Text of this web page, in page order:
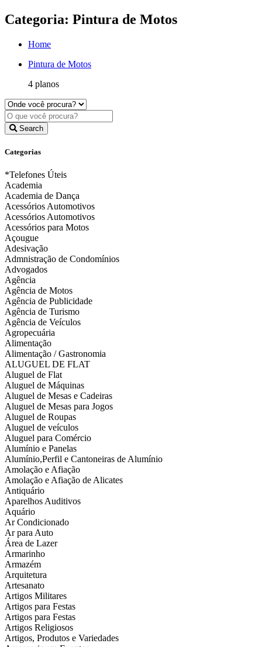
Categoria: Pintura de Motos
Home
Pintura de Motos
4 planos
Search
Categorias
*Telefones Úteis
Academia
Academia de Dança
Acessórios Automotivos
Acessórios Automotivos
Acessórios para Motos
Açougue
Adesivação
Admnistração de Condomínios
Advogados
Agência
Agência de Motos
Agência de Publicidade
Agência de Turismo
Agência de Veículos
Agropecuária
Alimentação
Alimentação / Gastronomia
ALUGUEL DE FLAT
Aluguel de Flat
Aluguel de Máquinas
Aluguel de Mesas e Cadeiras
Aluguel de Mesas para Jogos
Aluguel de Roupas
Aluguel de veículos
Aluguel para Comércio
Alumínio e Panelas
Alumínio,Perfil e Cantoneiras de Alumínio
Amolação e Afiação
Amolação e Afiação de Alicates
Antiquário
Aparelhos Auditivos
Aquário
Ar Condicionado
Ar para Auto
Área de Lazer
Armarinho
Armazém
Arquitetura
Artesanato
Artigos Militares
Artigos para Festas
Artigos para Festas
Artigos Religiosos
Artigos, Produtos e Variedades